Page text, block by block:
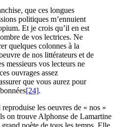
que ces longues
politiques m’ennuient
Et je crois qu’il en est
de vos lectrices. Ne
quelques colonnes à la
de nos littérateurs et de
messieurs vos lecteurs ne
ouvrages assez
que vous aurez pour
[24].
les oeuvres de « nos »
on trouve Alphonse de Lamartine